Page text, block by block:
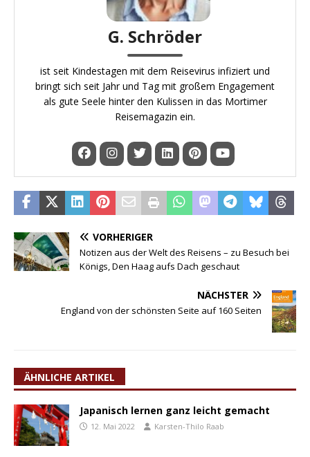
G. Schröder
ist seit Kindestagen mit dem Reisevirus infiziert und
bringt sich seit Jahr und Tag mit großem Engagement
als gute Seele hinter den Kulissen in das Mortimer
Reisemagazin ein.
VORHERIGER
Notizen aus der Welt des Reisens – zu Besuch bei
Königs, Den Haag aufs Dach geschaut
NÄCHSTER
England von der schönsten Seite auf 160 Seiten
ÄHNLICHE ARTIKEL
Japanisch lernen ganz leicht gemacht
12. Mai 2022 Karsten-Thilo Raab